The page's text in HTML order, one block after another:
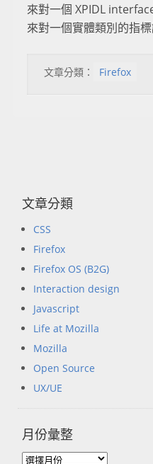
來對一個 XPIDL
來對一個實體類別的指
文章分類： Firefox
文章分類
CSS
Firefox
Firefox OS (B2G)
Interaction design
Javascript
Life at Mozilla
Mozilla
Open Source
UX/UE
月份彙整